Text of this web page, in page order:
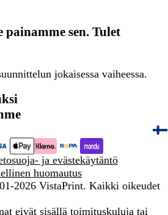
painamme sen. Tulet
jokaisessa vaiheessa.
ja evästekäytäntö
huomautus
2026 VistaPrint. Kaikki oikeudet
eivät sisällä toimituskuluja tai